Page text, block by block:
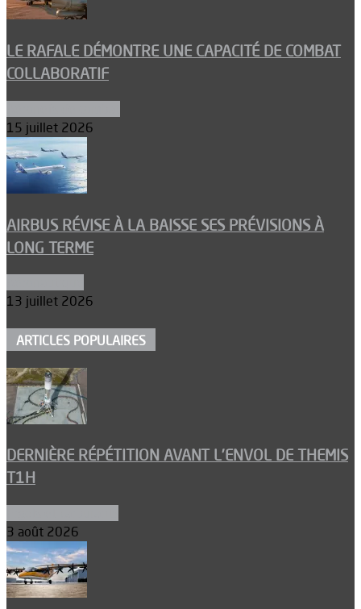
LE RAFALE DÉMONTRE UNE CAPACITÉ DE COMBAT
COLLABORATIF
15 juillet 2026
AIRBUS RÉVISE À LA BAISSE SES PRÉVISIONS À
LONG TERME
13 juillet 2026
ARTICLES POPULAIRES
DERNIÈRE RÉPÉTITION AVANT L’ENVOL DE THEMIS
T1H
3 août 2026